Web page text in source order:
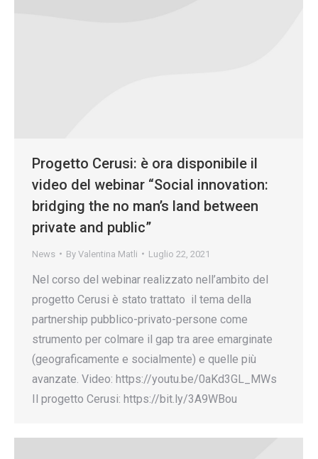
Progetto Cerusi: è ora disponibile il
video del webinar “Social innovation:
bridging the no man’s land between
private and public”
News By Valentina Matli Luglio 22, 2021
Nel corso del webinar realizzato nell’ambito del
progetto Cerusi è stato trattato il tema della
partnership pubblico-privato-persone come
strumento per colmare il gap tra aree emarginate
(geograficamente e socialmente) e quelle più
avanzate. Video: https://youtu.be/0aKd3GL_MWs
Il progetto Cerusi: https://bit.ly/3A9WBou